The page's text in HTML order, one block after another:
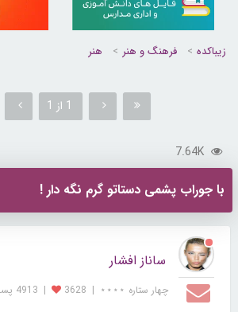
زیباکده فرهنگ و هنر هنر
1 از 1
7.64K
با جوراب پشمی دستاتو گرم نگه دار !
ساناز افشار
چهار ستاره ⋆⋆⋆⋆ |
3628
| 4913 پست